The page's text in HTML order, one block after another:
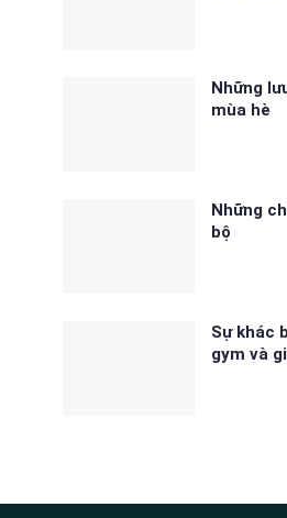
Những
mùa hè
Những
bộ
Sự khác
gym và